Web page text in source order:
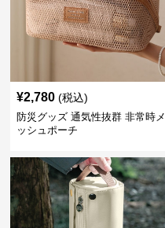
¥2,780 (税込)
防災グッズ 通気性抜群 非常時メ
ッシュポーチ